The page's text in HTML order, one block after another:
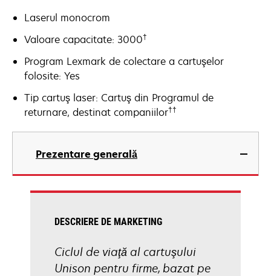
Laserul monocrom
Valoare capacitate: 3000†
Program Lexmark de colectare a cartuşelor
folosite: Yes
Tip cartuş laser: Cartuş din Programul de
returnare, destinat companiilor††
Prezentare generală
DESCRIERE DE MARKETING
Ciclul de viaţă al cartuşului
Unison pentru firme, bazat pe